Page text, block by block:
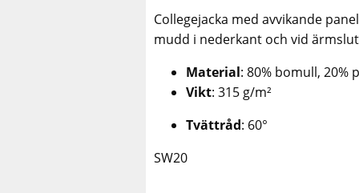
Collegejacka med avvikande
mudd i nederkant och vid
Material: 80% bomull, 20%
Vikt: 315 g/m²
Tvättråd: 60°
SW20